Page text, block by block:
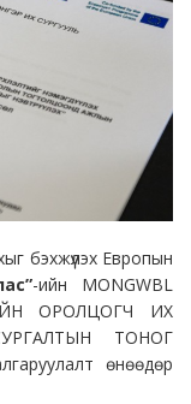
бэхжүүлэх Европын
-ийн MONGWBL
ОРОЛЦОГЧ ИХ
ТОНОГ
өнөөдөр